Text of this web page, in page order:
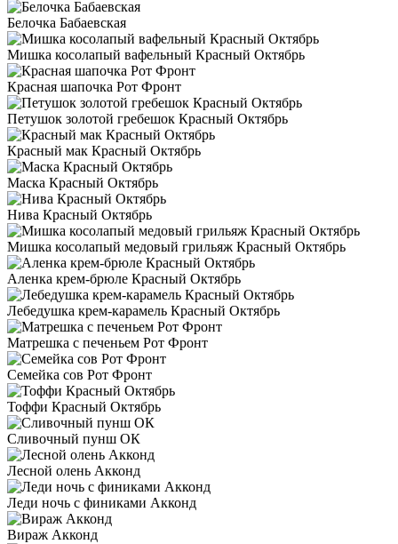
Белочка Бабаевская
Мишка косолапый вафельный Красный Октябрь
Красная шапочка Рот Фронт
Петушок золотой гребешок Красный Октябрь
Красный мак Красный Октябрь
Маска Красный Октябрь
Нива Красный Октябрь
Мишка косолапый медовый грильяж Красный Октябрь
Аленка крем-брюле Красный Октябрь
Лебедушка крем-карамель Красный Октябрь
Матрешка с печеньем Рот Фронт
Семейка сов Рот Фронт
Тоффи Красный Октябрь
Сливочный пунш ОК
Лесной олень Акконд
Леди ночь с финиками Акконд
Вираж Акконд